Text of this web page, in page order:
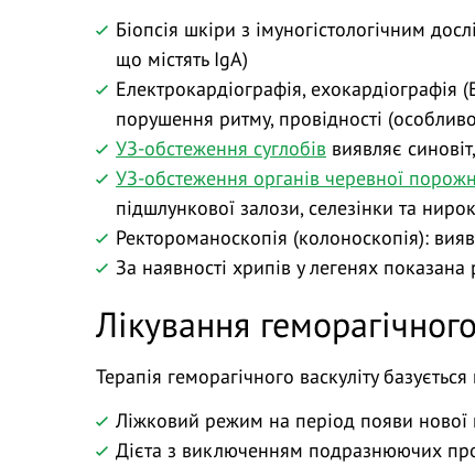
Біопсія шкіри з імуногістологічним
що містять IgA)
Електрокардіографія,
порушення ритму, провідності
УЗ-обстеження суглобів виявляє
УЗ-обстеження органів черевної
підшлункової залози, селезінки та
Ректороманоскопія (колоноскопія):
За наявності хрипів у легенях показана
Лікування
Терапія геморагічного васкуліту
Ліжковий режим на період появи нової
Дієта з виключенням подразнюючих